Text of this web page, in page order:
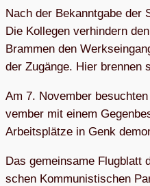
Nach der Bekannt­gabe der
Die Kolle­gen verhin­dern
Bram­men den
der Zugänge. Hier bren­nen
Am 7. Novem­ber
vem­ber mit einem
Arbeits­plätze in Genk
Das gemein­same Flug­blatt
schen Kom­mu­nis­ti­schen